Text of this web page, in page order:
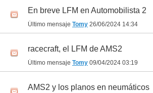
En breve LFM en Automobilista 2
Último mensaje Tomy 26/06/2024 14:34
racecraft, el LFM de AMS2
Último mensaje Tomy 09/04/2024 03:19
AMS2 y los planos en neumáticos